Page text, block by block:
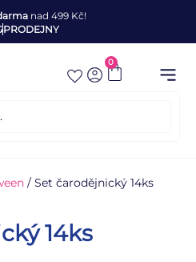
nad 499 Kč!
PRODEJNY
0
/ Set čarodějnický 14ks
14ks